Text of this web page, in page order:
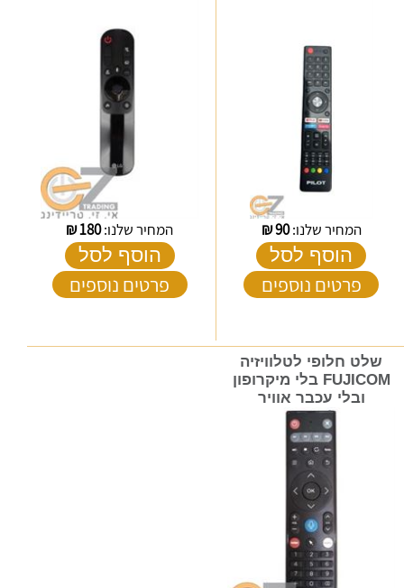
המחיר שלנו:90
₪
הוסף לסל
פרטים נוספים
המחיר שלנו:180
₪
הוסף לסל
פרטים נוספים
שלט חלופי לטלוויזיה
FUJICOM בלי מיקרופון
ובלי עכבר אוויר